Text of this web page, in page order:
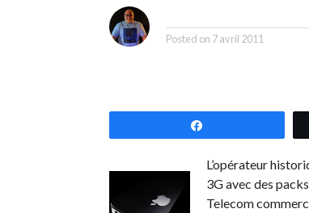
Posted on 7 avril 2011
L’opérateur
3G avec des
Telecom